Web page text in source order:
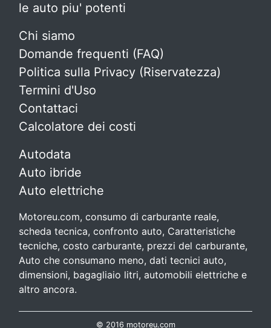
le auto piu' potenti
Chi siamo
Domande frequenti (FAQ)
Politica sulla Privacy (Riservatezza)
Termini d'Uso
Contattaci
Calcolatore dei costi
Autodata
Auto ibride
Auto elettriche
Motoreu.com, consumo di carburante reale,
scheda tecnica, confronto auto, Caratteristiche
tecniche, costo carburante, prezzi del carburante,
Auto che consumano meno, dati tecnici auto,
dimensioni, bagagliaio litri, automobili elettriche e
altro ancora.
© 2016 motoreu.com